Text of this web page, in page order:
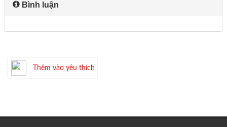
Bình luận
Thêm vào yêu thích